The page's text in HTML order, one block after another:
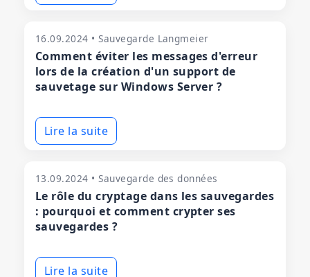
16.09.2024 • Sauvegarde Langmeier
Comment éviter les messages d'erreur
lors de la création d'un support de
sauvetage sur Windows Server ?
Lire la suite
13.09.2024 • Sauvegarde des données
Le rôle du cryptage dans les sauvegardes
: pourquoi et comment crypter ses
sauvegardes ?
Lire la suite